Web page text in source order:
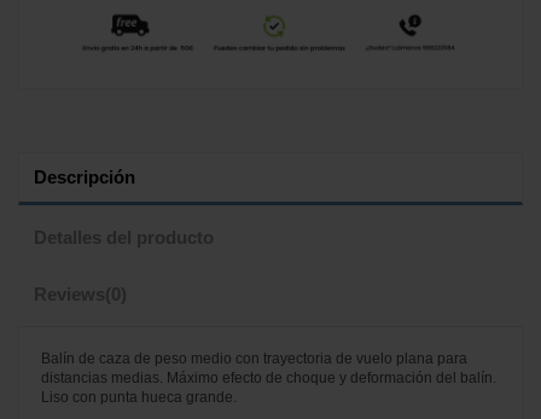
Descripción
Detalles del producto
Reviews(0)
Balín de caza de peso medio con trayectoria de vuelo plana para
distancias medias. Máximo efecto de choque y deformación del balín.
Liso con punta hueca grande.